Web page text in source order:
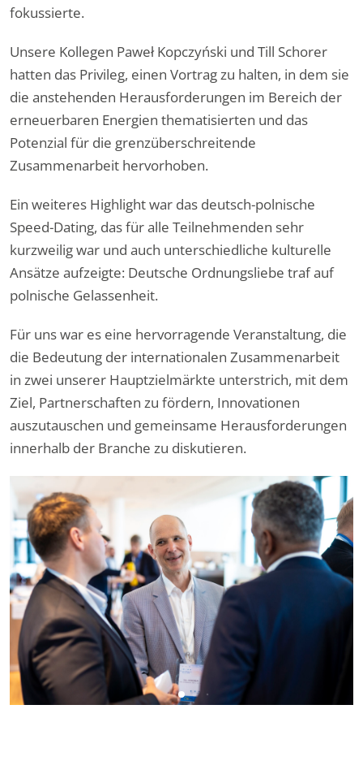
fokussierte.
Unsere Kollegen Paweł Kopczyński und Till Schorer
hatten das Privileg, einen Vortrag zu halten, in dem sie
die anstehenden Herausforderungen im Bereich der
erneuerbaren Energien thematisierten und das
Potenzial für die grenzüberschreitende
Zusammenarbeit hervorhoben.
Ein weiteres Highlight war das deutsch-polnische
Speed-Dating, das für alle Teilnehmenden sehr
kurzweilig war und auch unterschiedliche kulturelle
Ansätze aufzeigte: Deutsche Ordnungsliebe traf auf
polnische Gelassenheit.
Für uns war es eine hervorragende Veranstaltung, die
die Bedeutung der internationalen Zusammenarbeit
in zwei unserer Hauptzielmärkte unterstrich, mit dem
Ziel, Partnerschaften zu fördern, Innovationen
auszutauschen und gemeinsame Herausforderungen
innerhalb der Branche zu diskutieren.